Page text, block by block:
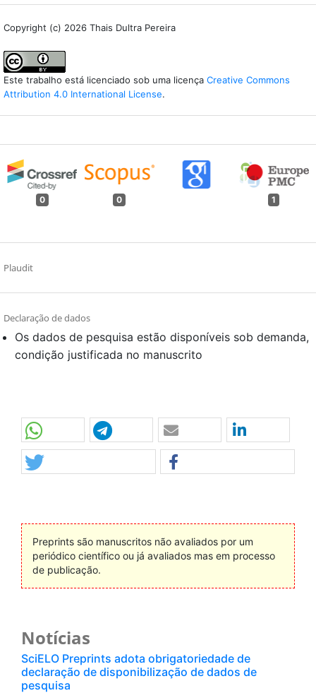
Copyright (c) 2026 Thais Dultra Pereira
Este trabalho está licenciado sob uma licença Creative Commons
Attribution 4.0 International License.
0 0 1
Plaudit
Declaração de dados
Os dados de pesquisa estão disponíveis sob demanda,
condição justificada no manuscrito
Preprints são manuscritos não avaliados por um
periódico científico ou já avaliados mas em processo
de publicação.
Notícias
SciELO Preprints adota obrigatoriedade de
declaração de disponibilização de dados de
pesquisa